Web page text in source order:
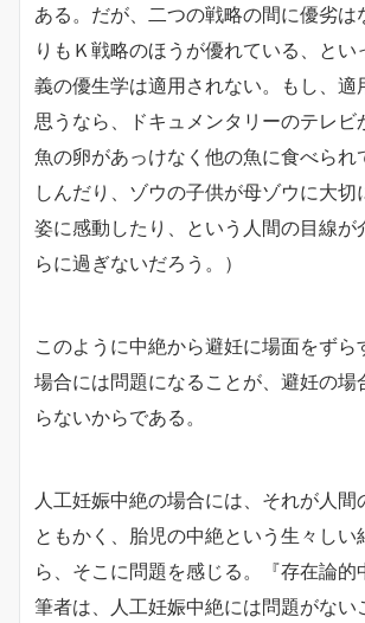
ある。だが、二つの戦略の間に優劣は
りもＫ戦略のほうが優れている、とい
義の優生学は適用されない。もし、適
思うなら、ドキュメンタリーのテレビ
魚の卵があっけなく他の魚に食べられ
しんだり、ゾウの子供が母ゾウに大切
姿に感動したり、という人間の目線が
らに過ぎないだろう。）
このように中絶から避妊に場面をずら
場合には問題になることが、避妊の場
らないからである。
人工妊娠中絶の場合には、それが人間
ともかく、胎児の中絶という生々しい
ら、そこに問題を感じる。『存在論的
筆者は、人工妊娠中絶には問題がない